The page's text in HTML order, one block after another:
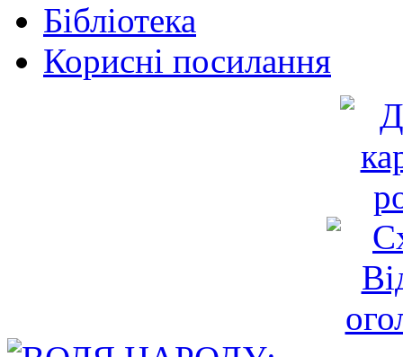
Бібліотека
Корисні посилання